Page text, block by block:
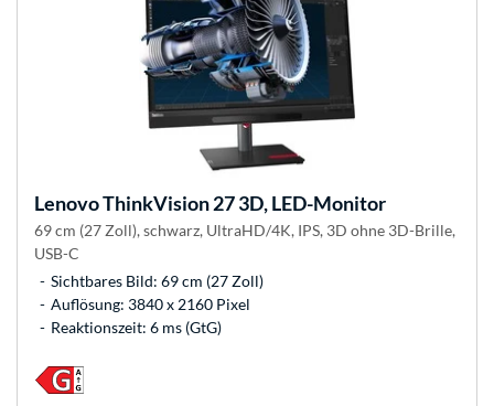
LenovoThinkVision 27 3D, LED-Monitor
69 cm (27 Zoll), schwarz, UltraHD/4K, IPS, 3D ohne 3D-Brille,
USB-C
Sichtbares Bild: 69 cm (27 Zoll)
Auflösung: 3840 x 2160 Pixel
Reaktionszeit: 6 ms (GtG)